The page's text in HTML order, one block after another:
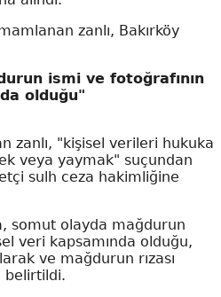
zanlı, Bakırköy
ismi ve fotoğrafının
olduğu"
zanlı, "kişisel verileri hukuka
veya yaymak" suçundan
sulh ceza hakimliğine
somut olayda mağdurun
veri kapsamında olduğu,
ve mağdurun rızası
belirtildi.